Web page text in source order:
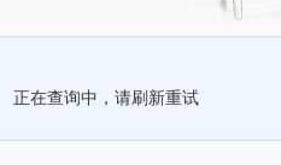
正在查询中，请刷新重试